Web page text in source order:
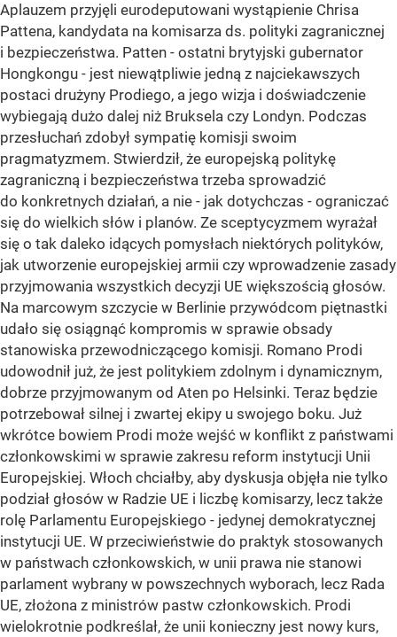
Aplauzem przyjęli eurodeputowani wystąpienie Chrisa
Pattena, kandydata na komisarza ds. polityki zagranicznej
i bezpieczeństwa. Patten - ostatni brytyjski gubernator
Hongkongu - jest niewątpliwie jedną z najciekawszych
postaci drużyny Prodiego, a jego wizja i doświadczenie
wybiegają dużo dalej niż Bruksela czy Londyn. Podczas
przesłuchań zdobył sympatię komisji swoim
pragmatyzmem. Stwierdził, że europejską politykę
zagraniczną i bezpieczeństwa trzeba sprowadzić
do konkretnych działań, a nie - jak dotychczas - ograniczać
się do wielkich słów i planów. Ze sceptycyzmem wyrażał
się o tak daleko idących pomysłach niektórych polityków,
jak utworzenie europejskiej armii czy wprowadzenie zasady
przyjmowania wszystkich decyzji UE większością głosów.
Na marcowym szczycie w Berlinie przywódcom piętnastki
udało się osiągnąć kompromis w sprawie obsady
stanowiska przewodniczącego komisji. Romano Prodi
udowodnił już, że jest politykiem zdolnym i dynamicznym,
dobrze przyjmowanym od Aten po Helsinki. Teraz będzie
potrzebował silnej i zwartej ekipy u swojego boku. Już
wkrótce bowiem Prodi może wejść w konflikt z państwami
członkowskimi w sprawie zakresu reform instytucji Unii
Europejskiej. Włoch chciałby, aby dyskusja objęła nie tylko
podział głosów w Radzie UE i liczbę komisarzy, lecz także
rolę Parlamentu Europejskiego - jedynej demokratycznej
instytucji UE. W przeciwieństwie do praktyk stosowanych
w państwach członkowskich, w unii prawa nie stanowi
parlament wybrany w powszechnych wyborach, lecz Rada
UE, złożona z ministrów pastw członkowskich. Prodi
wielokrotnie podkreślał, że unii konieczny jest nowy kurs,